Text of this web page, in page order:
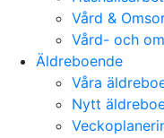
Vård &
Vård- och
Äldreboende
Våra
Nytt